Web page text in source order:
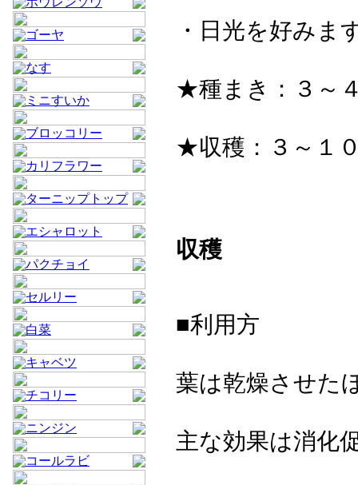
ゴーヤ
なす
ミニすいか
ブロッコリー
カリフラワー
ターニップトップ
エシャロット
パクチョイ
セルリー
白菜
キャベツ
チコリー
ニンジン
コールラビ
・日光を好みま
★種まき：３～
★収穫：３～１
収穫
■利用方
葉は乾燥させた
主な効果は消化